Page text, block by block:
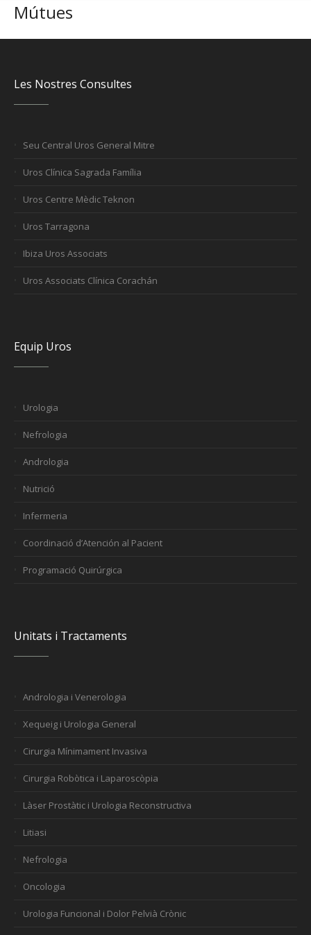
Mútues
Les Nostres Consultes
Seu Central Uros General Mitre
Uros Clínica Sagrada Família
Uros Centre Mèdic Teknon
Uros Tarragona
Ibiza Uros Associats
Uros Associats Clínica Corachán
Equip Uros
Urologia
Nefrologia
Andrologia
Nutrició
Infermeria
Coordinació d’Atención al Pacient
Programació Quirúrgica
Unitats i Tractaments
Andrologia i Venerologia
Xequeig i Urologia General
Cirurgia Mínimament Invasiva
Cirurgia Robòtica i Laparoscòpia
Làser Prostàtic i Urologia Reconstructiva
Litiasi
Nefrologia
Oncologia
Urologia Funcional i Dolor Pelvià Crònic